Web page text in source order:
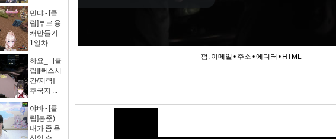
민댜 - [클
립]부르 용
캐만들기
1일차
하요_ - [클
립][뻐스시
간/지력]
후국지 ...
야바 - [클
립]봉준)
내가 좀 욕
펌: 이메일 • 주소 •에디터 • HTML